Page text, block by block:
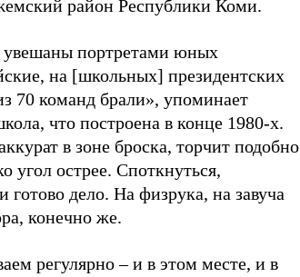
район Республики Коми.
увешаны портретами юных
на [школьных] президентских
70 команд брали», упоминает
что построена в конце 1980-х.
в зоне броска, торчит подобно
угол острее. Споткнуться,
готово дело. На физрука, на завуча
конечно же.
регулярно – и в этом месте, и в